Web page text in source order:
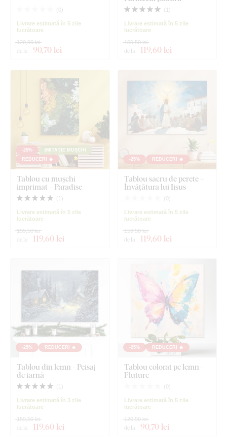
( 0)
Livrare estimată în 5 zile
lucrătoare
de la 90,70 lei
120,90 lei
( 1 )
Livrare estimată în 5 zile
lucrătoare
de la 119,60 lei
159,50 lei
-25%
IMITAȚIE MUȘCHI
REDUCERI 🔥
Tablou cu mușchi
imprimat – Paradise
( 1 )
Livrare estimată în 5 zile
lucrătoare
de la 119,60 lei
159,50 lei
-25% REDUCERI 🔥
Tablou sacru de perete –
Învățătura lui Iisus
( 0)
Livrare estimată în 5 zile
lucrătoare
de la 119,60 lei
159,50 lei
-25% REDUCERI 🔥
Tablou din lemn - Peisaj
de iarnă
( 1 )
Livrare estimată în 3 zile
lucrătoare
de la 119,60 lei
159,50 lei
-25% REDUCERI 🔥
Tablou colorat pe lemn -
Fluture
( 0)
Livrare estimată în 5 zile
lucrătoare
de la 90,70 lei
120,90 lei